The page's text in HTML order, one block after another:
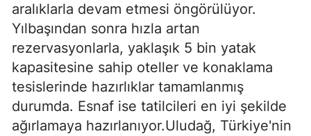
aralıklarla devam etmesi öngörülüyor.
Yılbaşından sonra hızla artan
rezervasyonlarla, yaklaşık 5 bin yatak
kapasitesine sahip oteller ve konaklama
tesislerinde hazırlıklar tamamlanmış
durumda. Esnaf ise tatilcileri en iyi şekilde
ağırlamaya hazırlanıyor.Uludağ, Türkiye'nin